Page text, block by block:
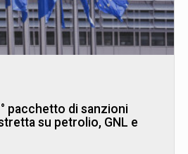
pacchetto di sanzioni
su petrolio, GNL e